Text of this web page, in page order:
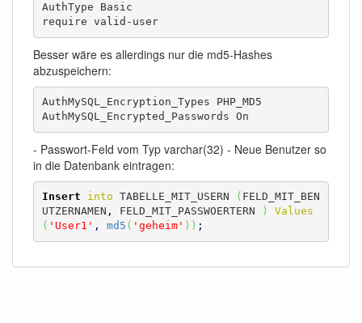
AuthType Basic
require valid-user
Besser wäre es allerdings nur die md5-Hashes
abzuspeichern:
AuthMySQL_Encryption_Types PHP_MD5
AuthMySQL_Encrypted_Passwords On
- Passwort-Feld vom Typ varchar(32) - Neue Benutzer so
in die Datenbank eintragen:
Insert into TABELLE_MIT_USERN ( FELD_MIT_BEN
UTZERNAMEN , FELD_MIT_PASSWOERTERN )
Values
( 'User1' , md5 ( 'geheim' ) ) ;